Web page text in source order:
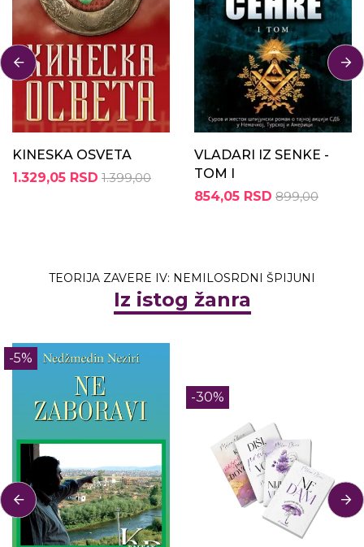
KINESKA OSVETA
1.329,05 RSD 1.399,00
VLADARI IZ SENKE -
TOM I
854,05 RSD 899,00
TEORIJA ZAVERE IV: NEMILOSRDNI ŠPIJUNI
Iz istog žanra
-5%
-30%